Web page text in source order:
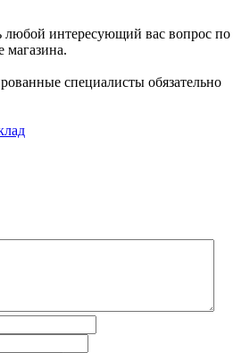
любой интересующий вас вопрос по
магазина.
специалисты обязательно